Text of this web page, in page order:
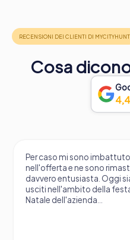
Cosa
4,4
Per caso mi sono imbattuto
nell'offerta e ne sono
davvero entusiasta. Oggi
usciti nell'ambito della
Natale dell'azienda...